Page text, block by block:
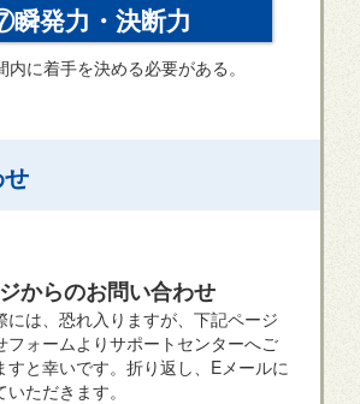
発力・決断力
に着手を決める必要がある。
からのお問い合わせ
には、恐れ入りますが、下記ページ
フォームよりサポートセンターへご
すと幸いです。折り返し、Eメールに
ただきます。